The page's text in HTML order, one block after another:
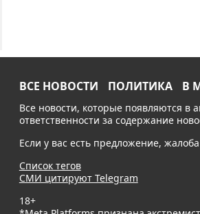
ВСЕ НОВОСТИ ПОЛИТИКА В
Все новости, которые появляются в
ответственности за содержание
Если у вас есть предложение,
Список тегов
СМИ цитируют Telegram
18+